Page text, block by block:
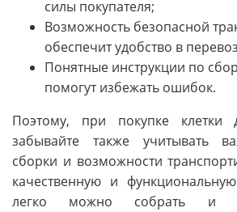
силы покупателя;
Возможность безопасной
обеспечит удобство в
Понятные инструкции по
помогут избежать ошибок.
Поэтому, при покупке клетки
забывайте также учитывать
сборки и возможности
качественную и
легко можно собрать и